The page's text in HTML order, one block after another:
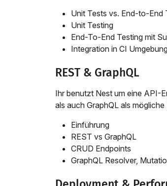
Unit Tests vs. End-to-End
Unit Testing
End-To-End Testing mit
Integration in CI
REST & GraphQL
Ihr benutzt Nest um eine API-
als auch GraphQL als
Einführung
REST vs GraphQL
CRUD Endpoints
GraphQL Resolver,